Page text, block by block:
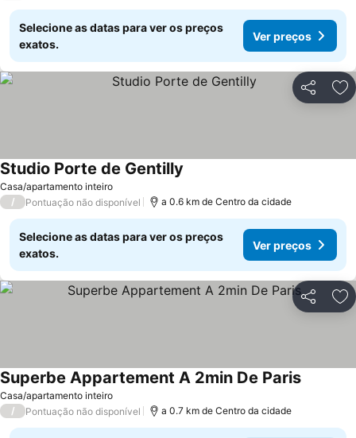
Selecione as datas para ver os preços
exatos.
Ver preços
Partilhar
Casa/apartamento inteiro
Studio Porte de Gentilly
/ Pontuação não disponível a 0.6 km de Centro da cidade
Selecione as datas para ver os preços
exatos.
Ver preços
Partilhar
Casa/apartamento inteiro
Superbe Appartement A 2min De Paris
/ Pontuação não disponível a 0.7 km de Centro da cidade